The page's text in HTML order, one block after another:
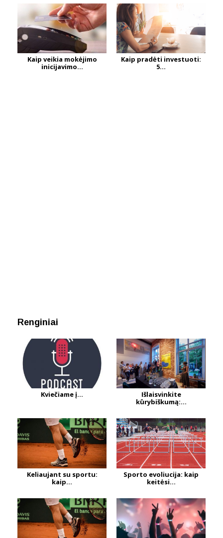
Kaip veikia mokėjimo
inicijavimo...
Kaip pradėti investuoti:
5...
Renginiai
Kviečiame į...
Išlaisvinkite
kūrybiškumą:...
Keliaujant su sportu:
kaip...
Sporto evoliucija: kaip
keitėsi...